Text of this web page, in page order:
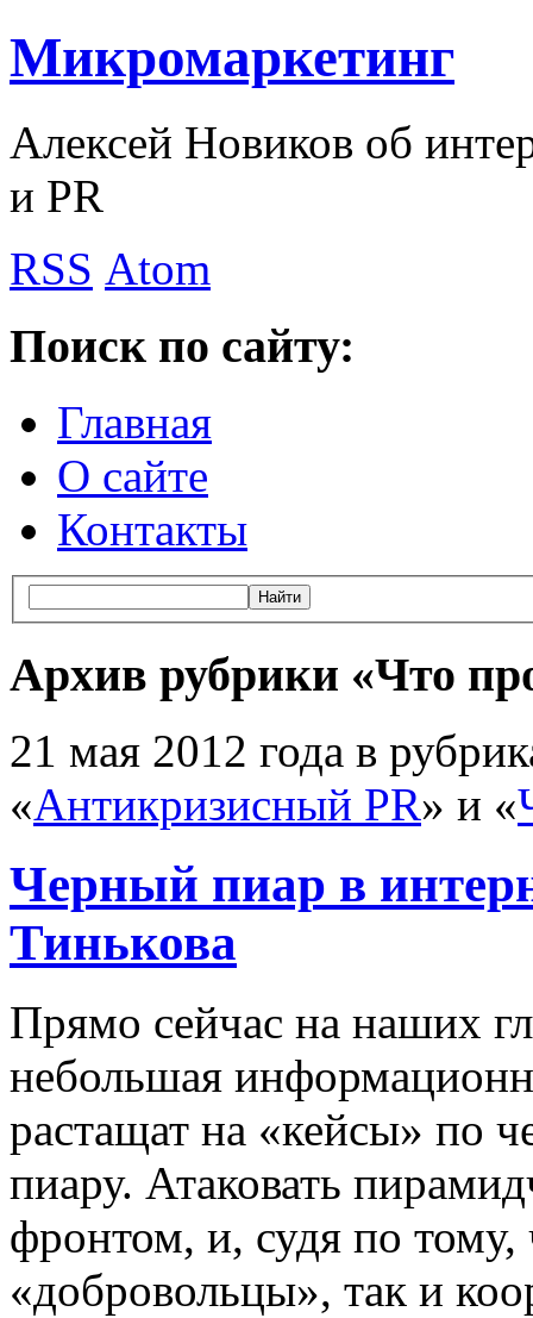
Микромаркетинг
Алексей Новиков об
и PR
RSS Atom
Поиск по сайту:
Главная
О сайте
Контакты
Архив рубрики «Что
21 мая 2012 года в
«Антикризисный PR» и «
Черный пиар в
Тинькова
Прямо сейчас на наших
небольшая
растащат на «кейсы» по
пиару. Атаковать
фронтом, и, судя по тому,
«добровольцы», так и